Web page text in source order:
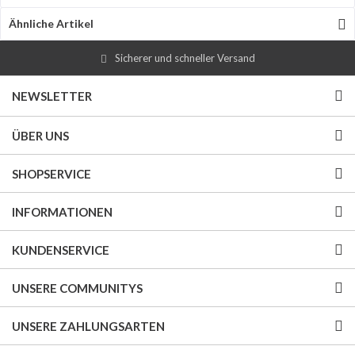
Ähnliche Artikel
Sicherer und schneller Versand
NEWSLETTER
ÜBER UNS
SHOPSERVICE
INFORMATIONEN
KUNDENSERVICE
UNSERE COMMUNITYS
UNSERE ZAHLUNGSARTEN